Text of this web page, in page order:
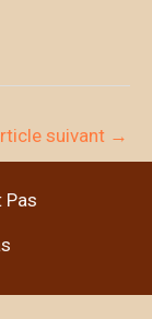
suivant →
Pas